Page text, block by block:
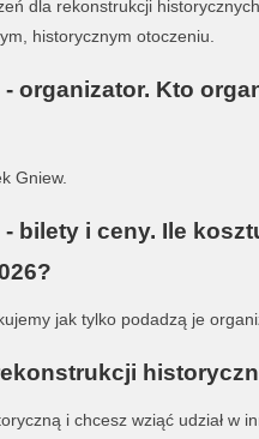
dla rekonstrukcji
historycznym otoczeniu.
- organizator. Kto
Gniew.
bilety i ceny. Ile
jak tylko podadzą je
i chcesz wziąć udział w